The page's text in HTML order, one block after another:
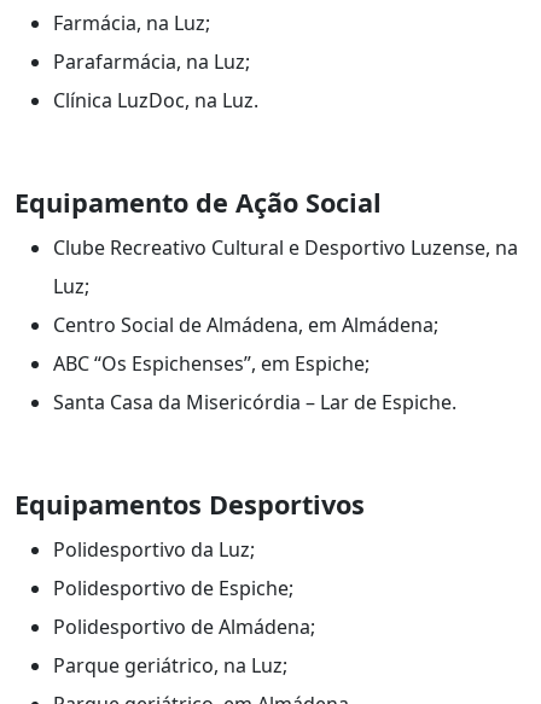
Farmácia, na Luz;
Parafarmácia, na Luz;
Clínica LuzDoc, na Luz.
Equipamento de Ação Social
Clube Recreativo Cultural e Desportivo Luzense, na
Luz;
Centro Social de Almádena, em Almádena;
ABC “Os Espichenses”, em Espiche;
Santa Casa da Misericórdia – Lar de Espiche.
Equipamentos Desportivos
Polidesportivo da Luz;
Polidesportivo de Espiche;
Polidesportivo de Almádena;
Parque geriátrico, na Luz;